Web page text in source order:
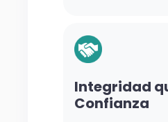
Integridad
Confianza